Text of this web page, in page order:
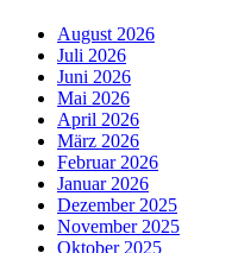
August 2026
Juli 2026
Juni 2026
Mai 2026
April 2026
März 2026
Februar 2026
Januar 2026
Dezember 2025
November 2025
Oktober 2025